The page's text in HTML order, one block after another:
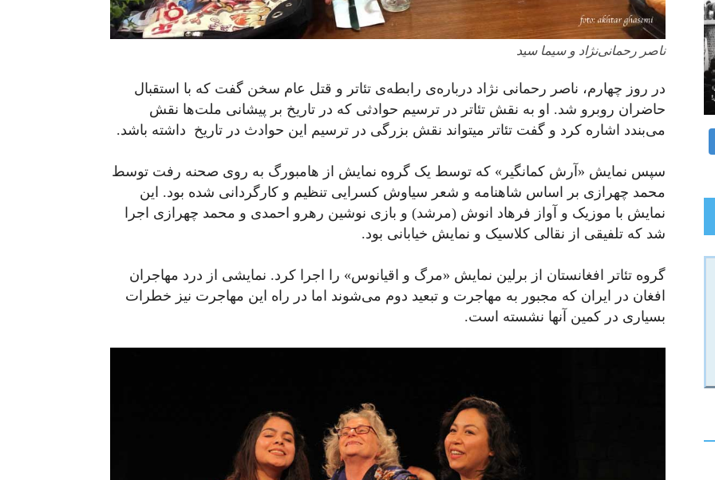
ناصر رحمانی‌نژاد و سیما سید
در روز چهارم، ناصر رحمانی نژاد در‌باره‌ی رابطه‌ی تئاتر و قتل عام سخن گفت که با استقبال
حاضران روبرو شد. او به نقش تئاتر در ترسیم حوادثی که در تاریخ بر پیشانی ملت‌ها نقش
می‌بندد اشاره کرد و گفت تئاتر میتواند نقش بزرگی در ترسیم این حوادث در تاریخ داشته باشد.
سپس نمایش «آرش کمانگیر» که توسط یک گروه نمایش از هامبورگ به روی صحنه رفت توسط
محمد چهرازی بر اساس شاهنامه و شعر سیاوش کسرایی تنظیم و کارگردانی شده بود. این
نمایش با موزیک و آواز فرهاد انوش (مرشد) و بازی نوشین رهرو احمدی و محمد چهرازی اجرا
شد که تلفیقی از نقالی کلاسیک و نمایش خیابانی بود.
گروه تئاتر افغانستان از برلین نمایش «مرگ و اقیانوس» را اجرا کرد. نمایشی از درد مهاجران
افغان در ایران که مجبور به مهاجرت و تبعید دوم می‌شوند اما در راه این مهاجرت نیز خطرات
بسیاری در کمین آنها نشسته است.